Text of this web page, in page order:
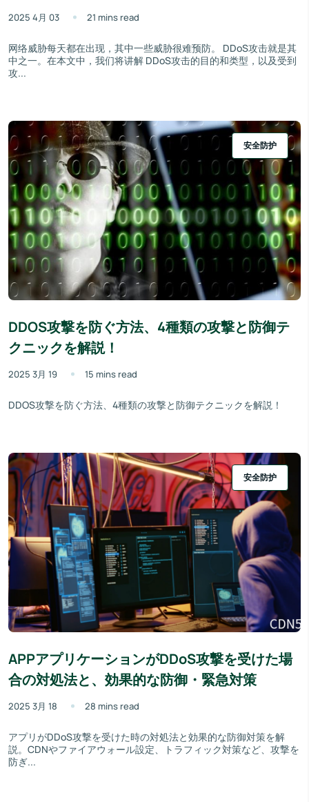
2025 4月 03 21 mins read
网络威胁每天都在出现，其中一些威胁很难预防。 DDoS攻击就是其
中之一。在本文中，我们将讲解 DDoS攻击的目的和类型，以及受到
攻...
安全防护
DDOS攻撃を防ぐ方法、4種類の攻撃と防御テ
クニックを解説！
2025 3月 19 15 mins read
DDOS攻撃を防ぐ方法、4種類の攻撃と防御テクニックを解説！
安全防护
APPアプリケーションがDDoS攻撃を受けた場
合の対処法と、効果的な防御・緊急対策
2025 3月 18 28 mins read
アプリがDDoS攻撃を受けた時の対処法と効果的な防御対策を解
説。CDNやファイアウォール設定、トラフィック対策など、攻撃を
防ぎ...